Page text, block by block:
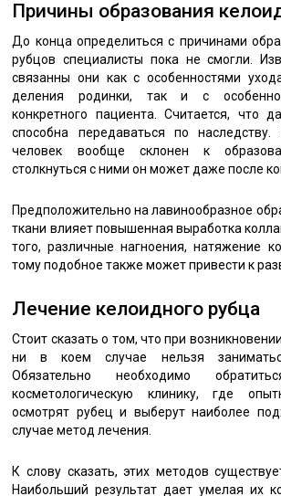
Причины образования
До конца определиться с причинами
рубцов специалисты пока не смогли.
связанны они как с особенностями
деления родинки, так и с
конкретного пациента. Считается, что
способна передаваться по
человек вообще склонен к
столкнуться с ними он может даже после
Предположительно на лавинообразное
ткани влияет повышенная выработка
того, различные нагноения, натяжение
тому подобное также может привести к
Лечение келоидного рубца
Стоит сказать о том, что при
ни в коем случае нельзя
Обязательно необходимо
косметологическую клинику, где
осмотрят рубец и выберут наиболее
случае метод лечения.
К слову сказать, этих методов
Наибольший результат дает умелая их